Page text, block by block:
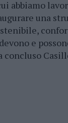
abbiamo
una
e
concluso